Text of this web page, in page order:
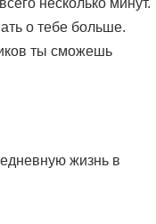
несколько минут.
о тебе больше.
ты сможешь
жизнь в